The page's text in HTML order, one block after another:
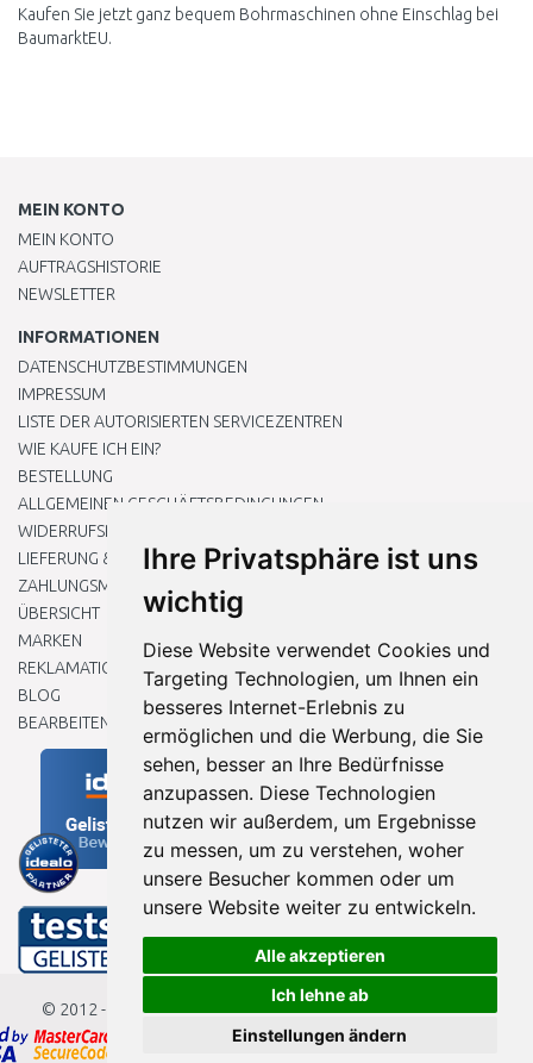
Ihre Privatsphäre ist uns
wichtig
Diese Website verwendet Cookies und
Targeting Technologien, um Ihnen ein
besseres Internet-Erlebnis zu
ermöglichen und die Werbung, die Sie
sehen, besser an Ihre Bedürfnisse
anzupassen. Diese Technologien
nutzen wir außerdem, um Ergebnisse
zu messen, um zu verstehen, woher
unsere Besucher kommen oder um
unsere Website weiter zu entwickeln.
Alle akzeptieren
Ich lehne ab
Einstellungen ändern
Kaufen Sie jetzt ganz bequem Bohrmaschinen ohne Einschlag bei
BaumarktEU.
MEIN KONTO
MEIN KONTO
AUFTRAGSHISTORIE
NEWSLETTER
INFORMATIONEN
DATENSCHUTZBESTIMMUNGEN
IMPRESSUM
LISTE DER AUTORISIERTEN SERVICEZENTREN
WIE KAUFE ICH EIN?
BESTELLUNG
ALLGEMEINEN GESCHÄFTSBEDINGUNGEN
WIDERRUFSRECHT
LIEFERUNG & ZAHLUNG
ZAHLUNGSMETHODEN
ÜBERSICHT
MARKEN
REKLAMATIONEN UND RETOUREN
BLOG
BEARBEITEN SIE MEINE COOKIE-EINSTELLUNGEN
© 2012 - 2026Baumarkteu.de